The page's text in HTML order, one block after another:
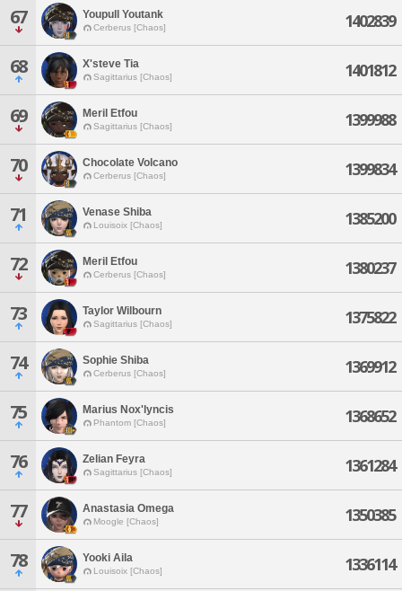
67 Youpull Youtank
Cerberus [Chaos] 1402839
68 X'steve Tia
Sagittarius [Chaos] 1401812
69 Meril Etfou
Sagittarius [Chaos] 1399988
70 Chocolate Volcano
Cerberus [Chaos] 1399834
71 Venase Shiba
Louisoix [Chaos] 1385200
72 Meril Etfou
Cerberus [Chaos] 1380237
73 Taylor Wilbourn
Sagittarius [Chaos] 1375822
74 Sophie Shiba
Cerberus [Chaos] 1369912
75 Marius Nox'lyncis
Phantom [Chaos] 1368652
76 Zelian Feyra
Sagittarius [Chaos] 1361284
77 Anastasia Omega
Moogle [Chaos] 1350385
78 Yooki Aila
Louisoix [Chaos] 1336114